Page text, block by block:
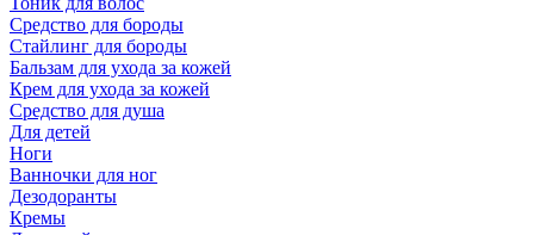
Средство для бороды
Стайлинг для бороды
Бальзам для ухода за кожей
Крем для ухода за кожей
Средство для душа
Для детей
Ноги
Ванночки для ног
Дезодоранты
Кремы